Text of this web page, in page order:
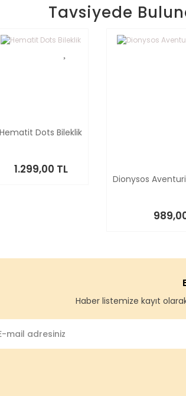
Tavsiyede
Hematit Dots Bileklik
1.299,00 TL
Dionysos
Haber listemize kayıt